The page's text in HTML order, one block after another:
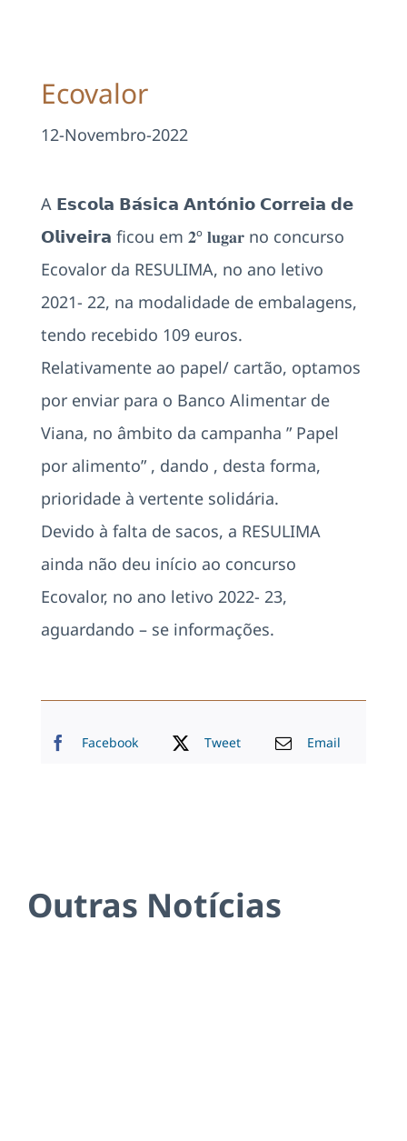
Área Reservada
Ecovalor
12-Novembro-2022
A 𝗘𝘀𝗰𝗼𝗹𝗮 𝗕𝗮́𝘀𝗶𝗰𝗮 𝗔𝗻𝘁𝗼́𝗻𝗶𝗼 𝗖𝗼𝗿𝗿𝗲𝗶𝗮 𝗱𝗲
𝗢𝗹𝗶𝘃𝗲𝗶𝗿𝗮 ficou em 𝟐º 𝐥𝐮𝐠𝐚𝐫 no concurso
Ecovalor da RESULIMA, no ano letivo
2021- 22, na modalidade de embalagens,
tendo recebido 109 euros.
Relativamente ao papel/ cartão, optamos
por enviar para o Banco Alimentar de
Viana, no âmbito da campanha ” Papel
por alimento” , dando , desta forma,
prioridade à vertente solidária.
Devido à falta de sacos, a RESULIMA
ainda não deu início ao concurso
Ecovalor, no ano letivo 2022- 23,
aguardando – se informações.
Facebook Tweet Email
Outras Notícias